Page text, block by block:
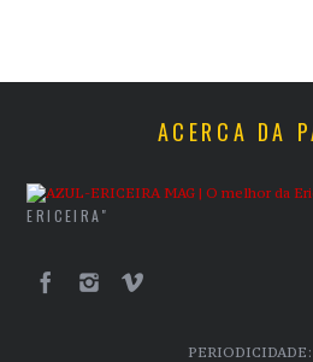
ACERCA DA
ERICEIRA"
PERIODICIDADE: